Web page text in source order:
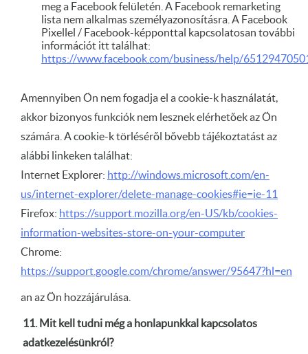
meg a Facebook felületén. A Facebook remarketing
lista nem alkalmas személyazonosításra. A Facebook
Pixellel / Facebook-képponttal kapcsolatosan további
információt itt találhat:
https://www.facebook.com/business/help/
Amennyiben Ön nem fogadja el a cookie-k használatát,
akkor bizonyos funkciók nem lesznek elérhetőek az Ön
számára. A cookie-k törléséről bővebb tájékoztatást az
alábbi linkeken találhat:
Internet Explorer: http://windows.microsoft.com/en-
us/internet-explorer/delete-manage-cookies#ie=ie-11
Firefox: https://support.mozilla.org/en-US/kb/cookies-
information-websites-store-on-your-computer
Chrome:
https://support.google.com/chrome/answer/95647?hl=en
an az Ön hozzájárulása.
11. Mit kell tudni még a honlapunkkal kapcsolatos
adatkezelésünkról?